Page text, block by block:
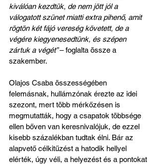
kiválóan kezdtük, de nem jött jól a
válogatott szünet miatti extra pihenő, amit
rögtön két fájó vereség követett, de a
végére kiegyenesedtünk, és szépen
zártuk a végét” – foglalta össze a
szakember.
Olajos Csaba összességében
felemásnak, hullámzónak érezte az idei
szezont, mert több mérkőzésen is
megmutatták, hogy a csapatok többsége
ellen bőven van keresnivalójuk, de ezzel
kisebb százalékban tudtak élni. Bár az
alapvető célkitűzést a hatodik hellyel
elérték, úgy véli, a helyezést és a pontokat